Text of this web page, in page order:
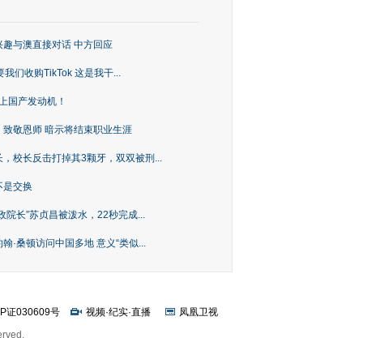
与澳直接对话 中方回应
们收购TikTok 这是我干...
国产发动机！
敬恩师 暗示将结束职业生涯
校长反击打掉其3颗牙，双双被刑...
是交换
院长”苏贞昌被泼水，22秒完成...
·桑顿访问中国多地 意义“类似...
证030609号 视频·纪实·直播
凤凰卫视